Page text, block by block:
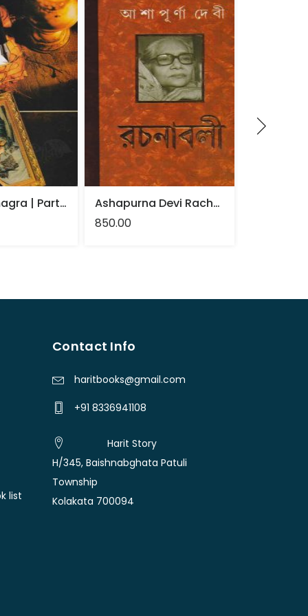
Galpa Samagra | Part-1 | Ashapurna Devi
Ashapurna Devi Rachanavali | Part-1 | Ashapurna Devi
850.00
list
Contact Info
haritbooks@gmail.com
+91 8336941108
Harit Story
H/345, Baishnabghata Patuli
Township
Kolakata 700094